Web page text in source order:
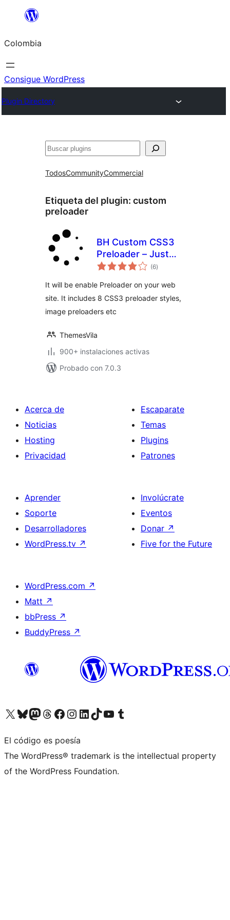
Saltar
contenido
Colombia
Consigue WordPress
Plugin Directory
Buscar
TodosCommunityCommercial
Etiqueta del plugin: custom
preloader
BH Custom CSS3
Preloader – Just
play and play(6total
de
)
It will be enable Preloader on your web
site. It includes 8 CSS3 preloader styles,
image preloaders etc
ThemesVila
900+ instalaciones activas
Probado con 7.0.3
Acerca de
Noticias
Hosting
Privacidad
Escaparate
Temas
Plugins
Patrones
Aprender
Soporte
Desarrolladores
WordPress.tv ↗
Involúcrate
Eventos
Donar ↗
Five for the Future
WordPress.com ↗
Matt ↗
bbPress ↗
BuddyPress ↗
Visita nuestra cuenta de X (anteriormente Twitter)
Visita nuestra cuenta de Bluesky
Visita nuestra cuenta de Mastodon
Visita nuestra cuenta de Threads
Visita nuestra página de Facebook
Visita nuestra cuenta de Instagram
Visita nuestra cuenta de LinkedIn
Visita nuestra cuenta de TikTok
Visita nuestro canal de YouTube
Visita nuestra cuenta de Tumblr
El código es poesía
The WordPress® trademark is the intellectual property
of the WordPress Foundation.